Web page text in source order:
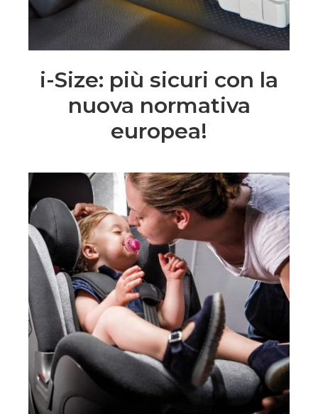
i-Size: più sicuri con la
nuova normativa
europea!